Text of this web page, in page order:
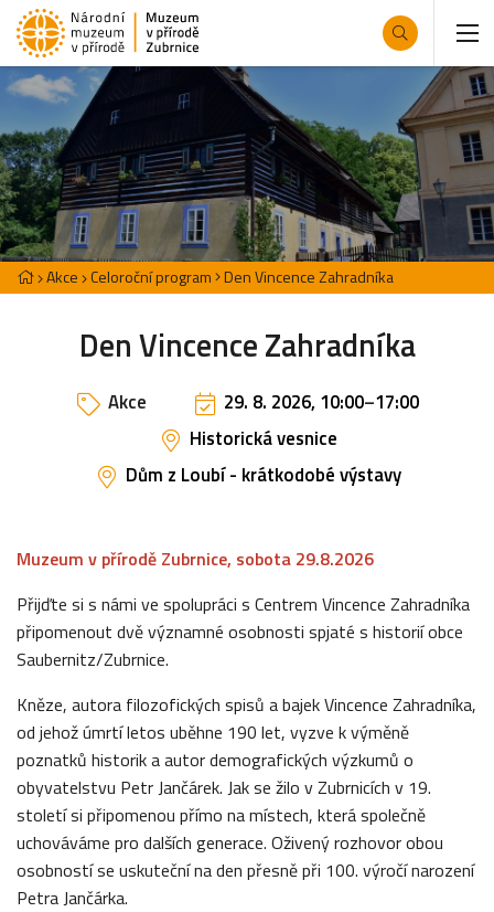
Akce Celoroční program Den Vincence Zahradníka
Den Vincence Zahradníka
Akce 29. 8. 2026, 10:00–17:00
Historická vesnice
Dům z Loubí - krátkodobé výstavy
Muzeum v přírodě Zubrnice, sobota 29.8.2026
Přijďte si s námi ve spolupráci s Centrem Vincence Zahradníka
připomenout dvě významné osobnosti spjaté s historií obce
Saubernitz/Zubrnice.
Kněze, autora filozofických spisů a bajek Vincence Zahradníka,
od jehož úmrtí letos uběhne 190 let, vyzve k výměně
poznatků historik a autor demografických výzkumů o
obyvatelstvu Petr Jančárek. Jak se žilo v Zubrnicích v 19.
století si připomenou přímo na místech, která společně
uchováváme pro dalších generace. Oživený rozhovor obou
osobností se uskuteční na den přesně při 100. výročí narození
Petra Jančárka.